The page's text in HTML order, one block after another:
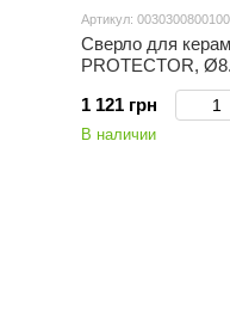
Артикул: 0030300800100
Сверло для
PROTECTOR,
1 121 грн
В наличии